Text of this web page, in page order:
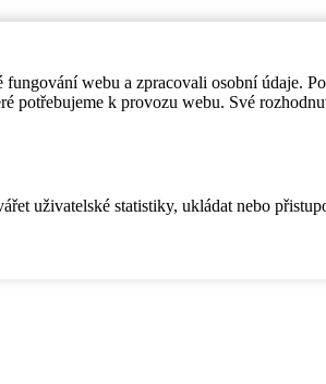
webu a zpracovali osobní údaje.
potřebujeme k provozu webu. Své
uživatelské statistiky, ukládat nebo